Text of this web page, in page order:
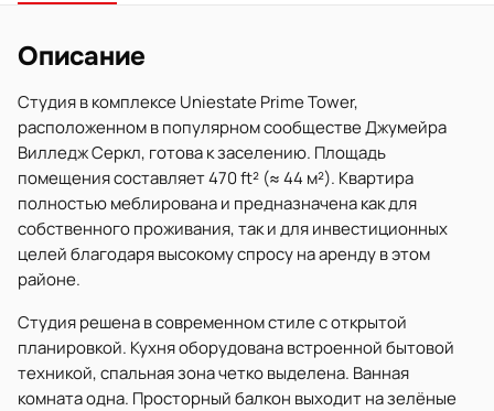
Описание
Студия в комплексе Uniestate Prime Tower,
расположенном в популярном сообществе Джумейра
Вилледж Серкл, готова к заселению. Площадь
помещения составляет 470 ft² (≈ 44 м²). Квартира
полностью меблирована и предназначена как для
собственного проживания, так и для инвестиционных
целей благодаря высокому спросу на аренду в этом
районе.
Студия решена в современном стиле с открытой
планировкой. Кухня оборудована встроенной бытовой
техникой, спальная зона четко выделена. Ванная
комната одна. Просторный балкон выходит на зелёные